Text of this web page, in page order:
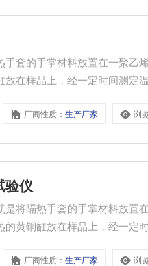
手套的手掌材料放置在一聚乙
在样品上，经一定时间测定
厂商性质：生产厂家 浏
验仪
是将隔热手套的手掌材料放置
黄铜缸放在样品上，经一定
厂商性质：生产厂家 浏